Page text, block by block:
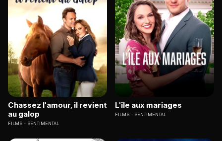
Chassez l'amour, il revient
au galop
FILMS SENTIMENTAL
L'île aux mariages
FILMS SENTIMENTAL